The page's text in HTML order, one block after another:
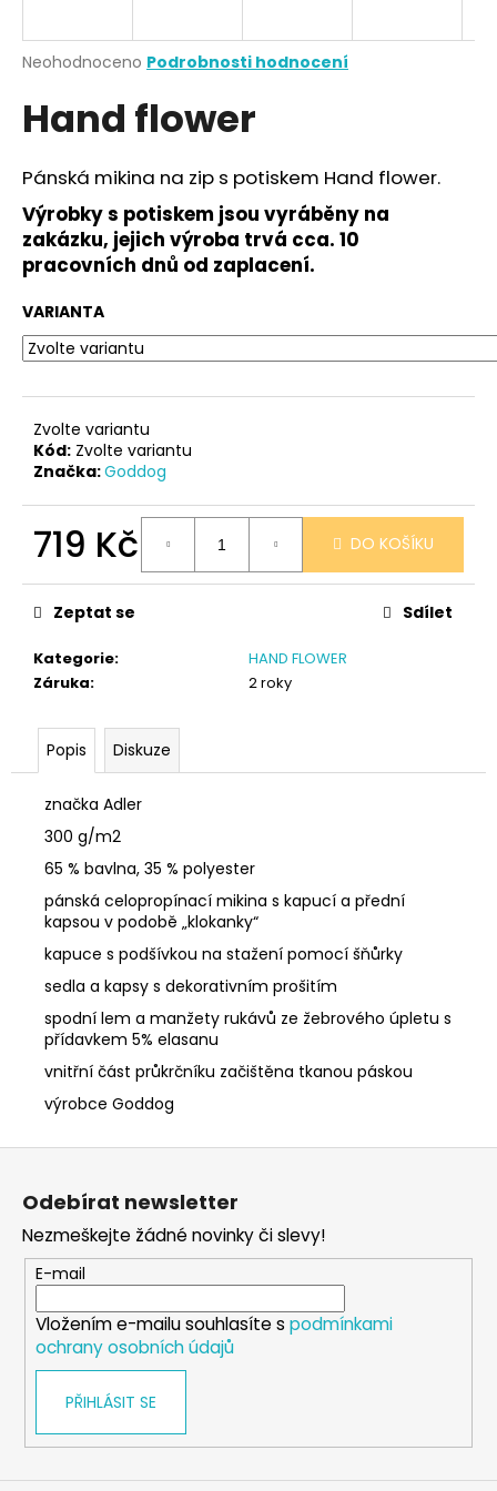
Průměrné
produktu
je
z
5
hvězdiček.
Neohodnoceno Podrobnosti hodnocení
Hand flower
Pánská mikina na zip s potiskem Hand flower.
Výrobky s potiskem jsou vyráběny na
zakázku, jejich výroba trvá cca. 10
pracovních dnů od zaplacení.
VARIANTA
Zvolte variantu
Kód: Zvolte variantu
Značka:Goddog
719 Kč
cena:
DO KOŠÍKU
Kategorie:
HAND FLOWER
Záruka: 2 roky
Zeptat se Sdílet
Popis Diskuze
značka Adler
300 g/m2
65 % bavlna, 35 % polyester
pánská celopropínací mikina s kapucí a přední
kapsou v podobě „klokanky“
kapuce s podšívkou na stažení pomocí šňůrky
sedla a kapsy s dekorativním prošitím
spodní lem a manžety rukávů ze žebrového úpletu s
přídavkem 5% elasanu
vnitřní část průkrčníku začištěna tkanou páskou
výrobce Goddog
j
t
?
HLEDAT
D
p
o
u
č
u
e
SÓJOVÁ
PORCELÁNU
BORŮVKA
Kč
Z
Odebírat newsletter
Nezmeškejte žádné novinky či slevy!
E-mail
Vložením e-mailu souhlasíte s podmínkami
ochrany osobních údajů
PŘIHLÁSIT SE